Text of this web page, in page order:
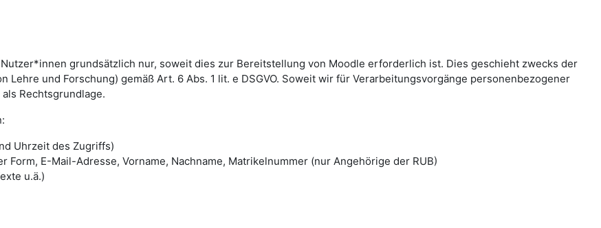
grundsätzlich nur, soweit dies zur Bereitstellung von Moodle erforderlich ist. Dies geschieht zwecks der
und Forschung) gemäß Art. 6 Abs. 1 lit. e DSGVO. Soweit wir für Verarbeitungsvorgänge personenbezogener
Rechtsgrundlage.
Uhrzeit des Zugriffs)
Form, E-Mail-Adresse, Vorname, Nachname, Matrikelnummer (nur Angehörige der RUB)
u.ä.)